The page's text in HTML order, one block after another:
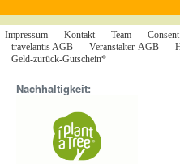
Impressum Kontakt Team
travelantis AGB
Veranstalter-AGB
Geld-zurück-Gutschein*
Nachhaltigkeit: